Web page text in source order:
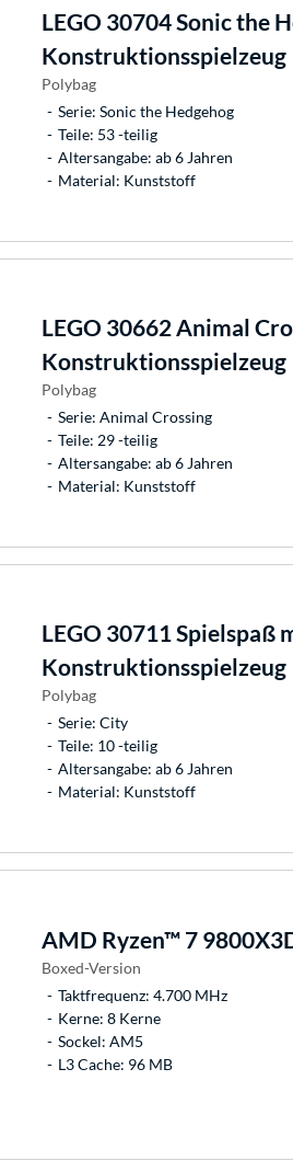
LEGO 30704 Sonic the
Konstruktionsspielzeug
Polybag
Serie: Sonic the Hedgehog
Teile: 53 -teilig
Altersangabe: ab 6 Jahren
Material: Kunststoff
LEGO 30662 Animal
Konstruktionsspielzeug
Polybag
Serie: Animal Crossing
Teile: 29 -teilig
Altersangabe: ab 6 Jahren
Material: Kunststoff
LEGO 30711 Spielspaß
Konstruktionsspielzeug
Polybag
Serie: City
Teile: 10 -teilig
Altersangabe: ab 6 Jahren
Material: Kunststoff
AMD Ryzen™ 7
Boxed-Version
Taktfrequenz: 4.700 MHz
Kerne: 8 Kerne
Sockel: AM5
L3 Cache: 96 MB